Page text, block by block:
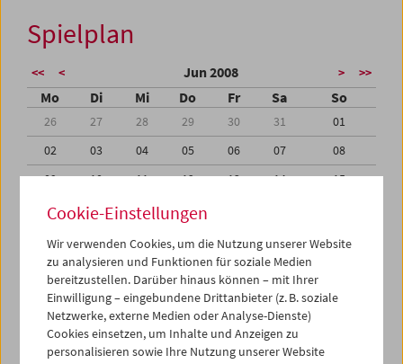
Spielplan
<< < Jun 2008 > >>
Mo Di Mi Do Fr Sa So
26 27 28 29 30 31
01
02
03 04 05 06 07
08
09
10 11 12 13 14
15
16
17 18 19
23
25 27
29
30
01 02 03 04 05
iCalender
Programmheft-PDF
Cookie-Einstellungen
Wir verwenden Cookies, um die Nutzung unserer Website
zu analysieren und Funktionen für soziale Medien
bereitzustellen. Darüber hinaus können – mit Ihrer
Einwilligung – eingebundene Drittanbieter (z. B. soziale
Netzwerke, externe Medien oder Analyse-Dienste)
Cookies einsetzen, um Inhalte und Anzeigen zu
personalisieren sowie Ihre Nutzung unserer Website